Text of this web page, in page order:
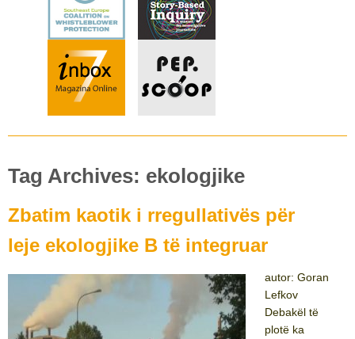
Tag Archives: ekologjike
Zbatim kaotik i rregullativës për
leje ekologjike B të integruar
autor: Goran
Lefkov
Debakël të
plotë ka